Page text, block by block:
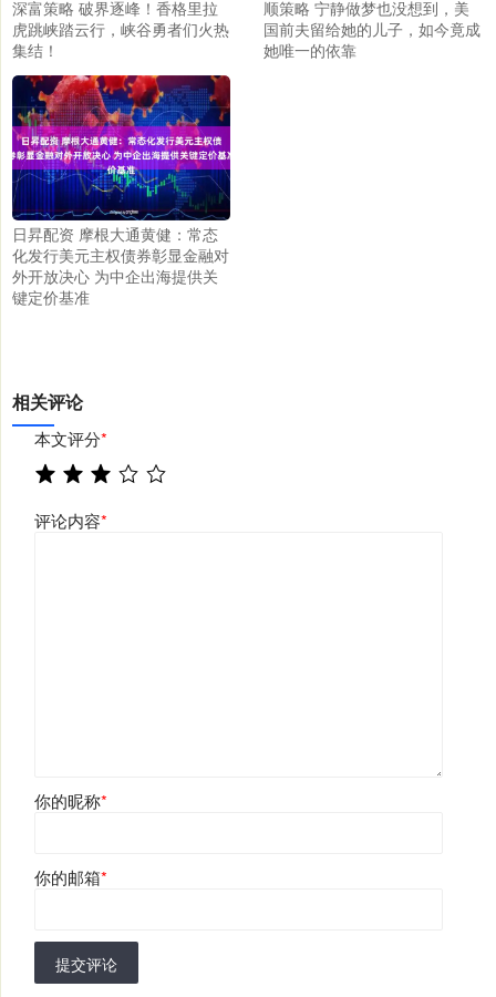
深富策略 破界逐峰！香格里拉
虎跳峡踏云行，峡谷勇者们火热
集结！
顺策略 宁静做梦也没想到，美
国前夫留给她的儿子，如今竟成
她唯一的依靠
日昇配资 摩根大通黄健：常态
化发行美元主权债券彰显金融对
外开放决心 为中企出海提供关
键定价基准
相关评论
本文评分*
评论内容*
你的昵称*
你的邮箱*
提交评论